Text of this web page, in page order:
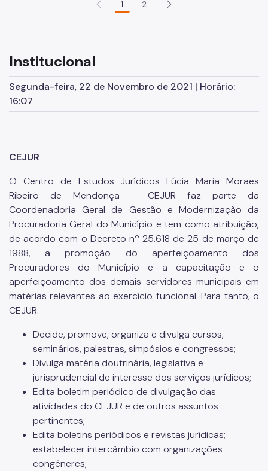
Cursos Anteriores
Direitos e Deveres do Aluno
Trilhas Formativas
Palestras e Seminários
Séries especiais
Escola Superior de Direito Público Municipal
Pós-Graduação
Programa de Residência Jurídica
REVISTA JURÍDICA
Fale Conosco
1 2
Institucional
Segunda-feira, 22 de Novembro de 2021 | Horário:
16:07
CEJUR
O Centro de Estudos Jurídicos Lúcia Maria Moraes
Ribeiro de Mendonça - CEJUR faz parte da
Coordenadoria Geral de Gestão e Modernização da
Procuradoria Geral do Município e tem como atribuição,
de acordo com o Decreto nº 25.618 de 25 de março de
1988, a promoção do aperfeiçoamento dos
Procuradores do Município e a capacitação e o
aperfeiçoamento dos demais servidores municipais em
matérias relevantes ao exercício funcional. Para tanto, o
CEJUR:
Decide, promove, organiza e divulga cursos,
seminários, palestras, simpósios e congressos;
Divulga matéria doutrinária, legislativa e
jurisprudencial de interesse dos serviços jurídicos;
Edita boletim periódico de divulgação das
atividades do CEJUR e de outros assuntos
pertinentes;
Edita boletins periódicos e revistas jurídicas;
estabelecer intercâmbio com organizações
congêneres;